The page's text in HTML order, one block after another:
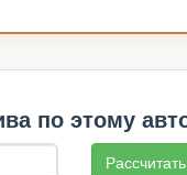
по этому
Рассчитать